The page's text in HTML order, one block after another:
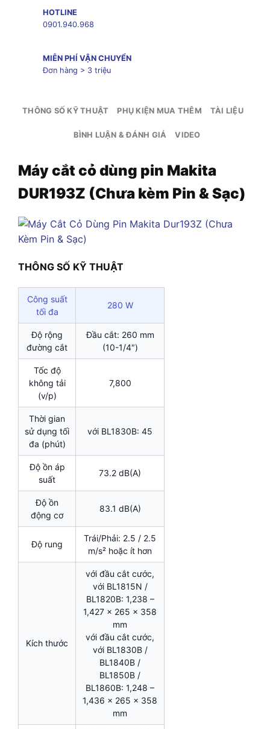
HOTLINE
0901.940.968
MIỄN PHÍ VẬN CHUYỂN
Đơn hàng > 3 triệu
THÔNG SỐ KỸ THUẬT PHỤ KIỆN MUA THÊM TÀI LIỆU
BÌNH LUẬN & ĐÁNH GIÁ VIDEO
Máy cắt cỏ dùng pin Makita
DUR193Z (Chưa kèm Pin & Sạc)
THÔNG SỐ KỸ THUẬT
Công suất
tối đa
280 W
Độ rộng
đường cắt
Đầu cắt: 260 mm
(10-1/4″)
Tốc độ
không tải
(v/p)
7,800
Thời gian
sử dụng tối
đa (phút)
với BL1830B: 45
Độ ồn áp
suất
73.2 dB(A)
Độ ồn
động cơ
83.1 dB(A)
Độ rung
Trái/Phải: 2.5 / 2.5
m/s² hoặc ít hơn
Kích thước
với đầu cắt cước,
với BL1815N /
BL1820B: 1,238 –
1,427 x 265 x 358
mm
với đầu cắt cước,
với BL1830B /
BL1840B /
BL1850B /
BL1860B: 1,248 –
1,436 x 265 x 358
mm